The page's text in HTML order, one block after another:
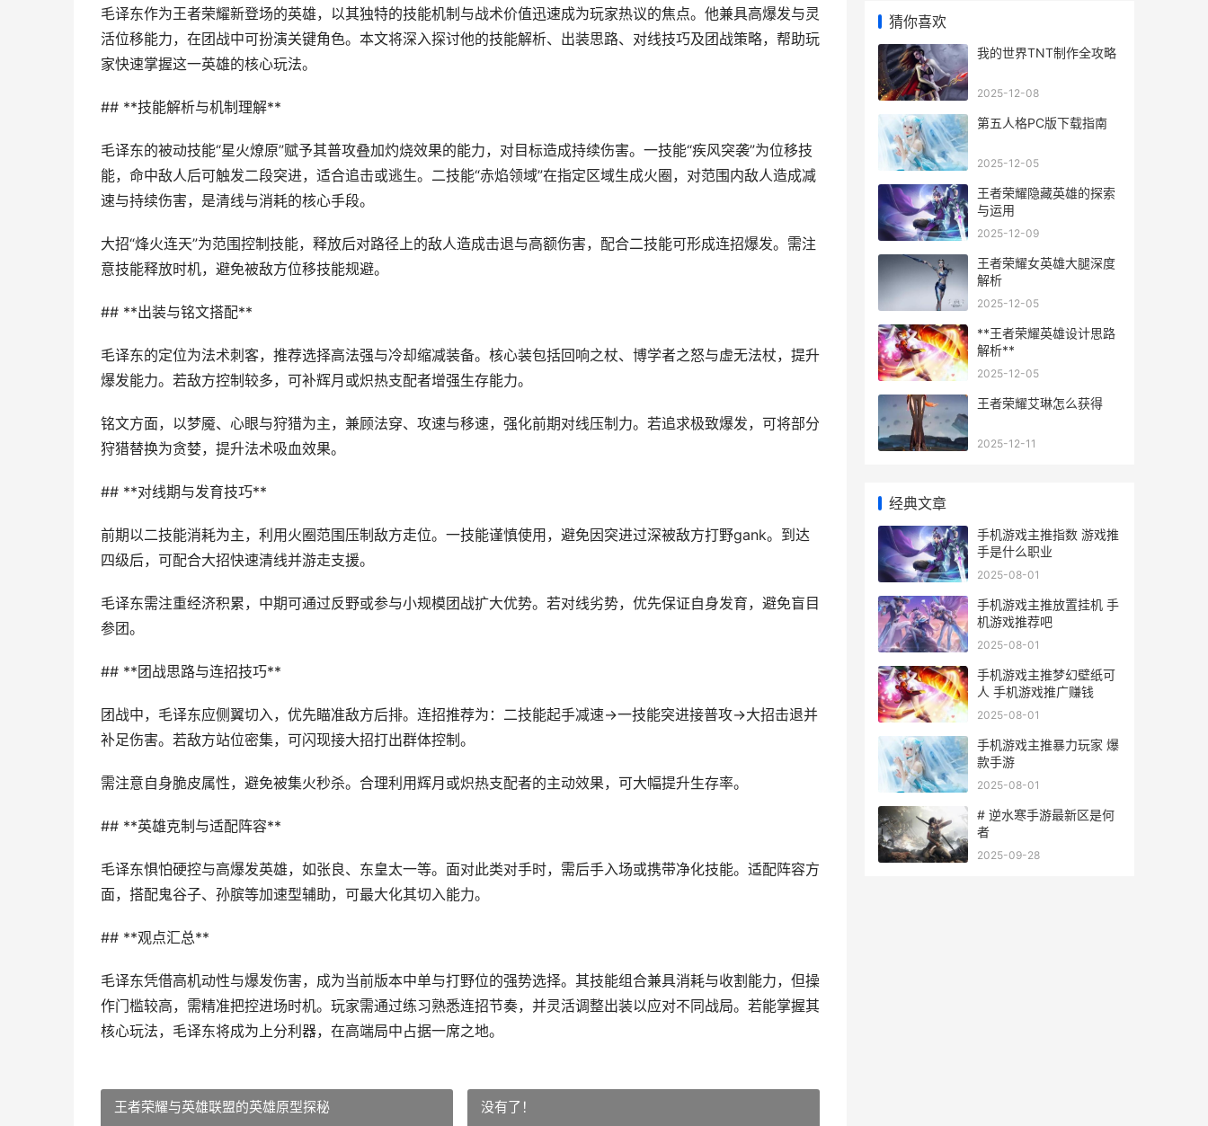
毛译东作为王者荣耀新登场的英雄，以其独特的技能机制与战术价值迅速成为玩家热议的焦点。他兼具高爆发与灵
活位移能力，在团战中可扮演关键角色。本文将深入探讨他的技能解析、出装思路、对线技巧及团战策略，帮助玩
家快速掌握这一英雄的核心玩法。
## **技能解析与机制理解**
毛译东的被动技能“星火燎原”赋予其普攻叠加灼烧效果的能力，对目标造成持续伤害。一技能“疾风突袭”为位移技
能，命中敌人后可触发二段突进，适合追击或逃生。二技能“赤焰领域”在指定区域生成火圈，对范围内敌人造成减
速与持续伤害，是清线与消耗的核心手段。
大招“烽火连天”为范围控制技能，释放后对路径上的敌人造成击退与高额伤害，配合二技能可形成连招爆发。需注
意技能释放时机，避免被敌方位移技能规避。
## **出装与铭文搭配**
毛译东的定位为法术刺客，推荐选择高法强与冷却缩减装备。核心装包括回响之杖、博学者之怒与虚无法杖，提升
爆发能力。若敌方控制较多，可补辉月或炽热支配者增强生存能力。
铭文方面，以梦魇、心眼与狩猎为主，兼顾法穿、攻速与移速，强化前期对线压制力。若追求极致爆发，可将部分
狩猎替换为贪婪，提升法术吸血效果。
## **对线期与发育技巧**
前期以二技能消耗为主，利用火圈范围压制敌方走位。一技能谨慎使用，避免因突进过深被敌方打野gank。到达
四级后，可配合大招快速清线并游走支援。
毛译东需注重经济积累，中期可通过反野或参与小规模团战扩大优势。若对线劣势，优先保证自身发育，避免盲目
参团。
## **团战思路与连招技巧**
团战中，毛译东应侧翼切入，优先瞄准敌方后排。连招推荐为：二技能起手减速→一技能突进接普攻→大招击退并
补足伤害。若敌方站位密集，可闪现接大招打出群体控制。
需注意自身脆皮属性，避免被集火秒杀。合理利用辉月或炽热支配者的主动效果，可大幅提升生存率。
## **英雄克制与适配阵容**
毛译东惧怕硬控与高爆发英雄，如张良、东皇太一等。面对此类对手时，需后手入场或携带净化技能。适配阵容方
面，搭配鬼谷子、孙膑等加速型辅助，可最大化其切入能力。
## **观点汇总**
毛译东凭借高机动性与爆发伤害，成为当前版本中单与打野位的强势选择。其技能组合兼具消耗与收割能力，但操
作门槛较高，需精准把控进场时机。玩家需通过练习熟悉连招节奏，并灵活调整出装以应对不同战局。若能掌握其
核心玩法，毛译东将成为上分利器，在高端局中占据一席之地。
王者荣耀与英雄联盟的英雄原型探秘 没有了！
猜你喜欢
我的世界TNT制作全攻略
2025-12-08
第五人格PC版下载指南
2025-12-05
王者荣耀隐藏英雄的探索
与运用
2025-12-09
王者荣耀女英雄大腿深度
解析
2025-12-05
**王者荣耀英雄设计思路
解析**
2025-12-05
王者荣耀艾琳怎么获得
2025-12-11
经典文章
手机游戏主推指数 游戏推
手是什么职业
2025-08-01
手机游戏主推放置挂机 手
机游戏推荐吧
2025-08-01
手机游戏主推梦幻壁纸可
人 手机游戏推广赚钱
2025-08-01
手机游戏主推暴力玩家 爆
款手游
2025-08-01
# 逆水寒手游最新区是何
者
2025-09-28